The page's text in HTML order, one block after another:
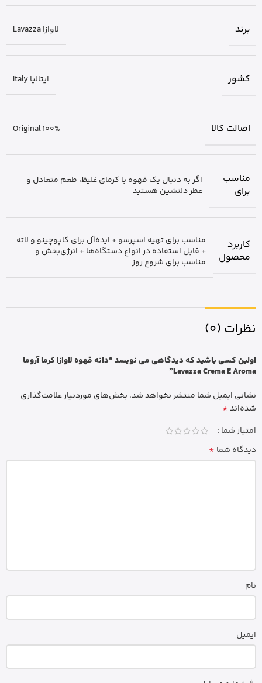
برند لاوازا Lavazza
کشور ایتالیا Italy
اصالت کالا Original 100%
مناسب
برای
اگر به دنبال یک قهوه با کرمای غلیظ، طعم متعادل و
عطر دلنشین هستید
کاربرد
محصول
مناسب برای تهیه اسپرسو + ایده‌آل برای کاپوچینو و لاته
+ قابل استفاده در انواع دستگاه‌ها + انرژی‌بخش و
مناسب برای شروع روز
نظرات (0)
اولین کسی باشید که دیدگاهی می نویسد “دانه قهوه لاوازا کرما آروما
Lavazza Crema E Aroma”
نشانی ایمیل شما منتشر نخواهد شد. بخش‌های موردنیاز علامت‌گذاری
شده‌اند*
امتیاز شما
دیدگاه شما *
نام
ایمیل